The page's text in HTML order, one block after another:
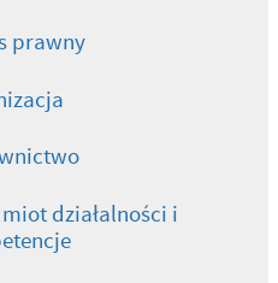
prawny
działalności i